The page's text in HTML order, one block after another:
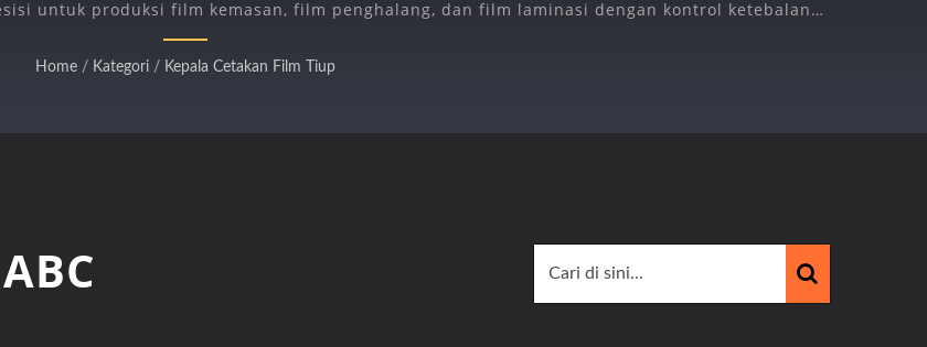
untuk produksi film kemasan, film penghalang, dan film laminasi dengan kontrol ketebalan
yang superior dan daya tahan.
Home / Kategori / Kepala Cetakan Film Tiup